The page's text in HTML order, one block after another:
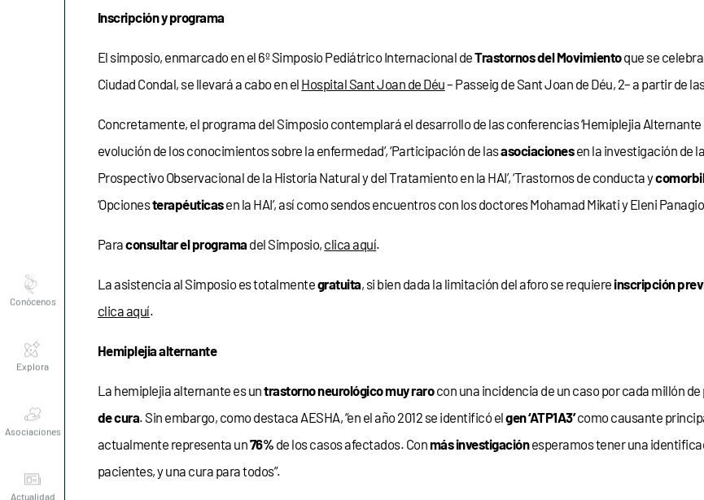
Inscripción y programa
El simposio, enmarcado en el 6º Simposio Pediátrico Internacional deTrastornos del Movimientoque se
Ciudad Condal, se llevará a cabo en el Hospital Sant Joan de Déu– Passeig de Sant Joan de Déu, 2– a partir de
Concretamente, el programa del Simposio contemplará el desarrollo de las conferencias ‘Hemiplejia
evolución de los conocimientos sobre la enfermedad’, ‘Participación de lasasociacionesen la investigación de la
Prospectivo Observacional de la Historia Natural y del Tratamiento en la HAI’, ‘Trastornos de conducta y
‘Opcionesterapéuticasen la HAI’, así como sendos encuentros con los doctores Mohamad Mikati y Eleni
Paraconsultar el programa del Simposio, clica aquí.
La asistencia al Simposio es totalmentegratuita, si bien dada la limitación del aforo se requiere inscripción
clica aquí.
Hemiplejia alternante
La hemiplejia alternante es untrastorno neurológico muy rarocon una incidencia de un caso por cada millón de
de cura. Sin embargo, como destaca AESHA, “en el año 2012 se identificó elgen ‘ATP1A3’como causante
actualmente representa un76% de los casos afectados. Conmás investigaciónesperamos tener una
pacientes, y una cura para todos”.